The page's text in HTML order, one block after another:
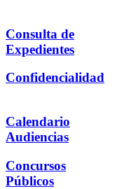
Consulta de
Expedientes
Confidencialidad
Calendario
Audiencias
Concursos
Públicos